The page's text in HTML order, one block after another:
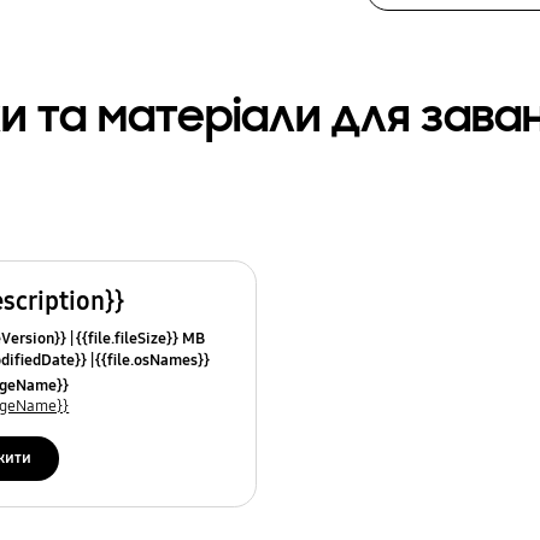
та матеріали для
{{file.fileSize}} MB
{{file.osNames}}